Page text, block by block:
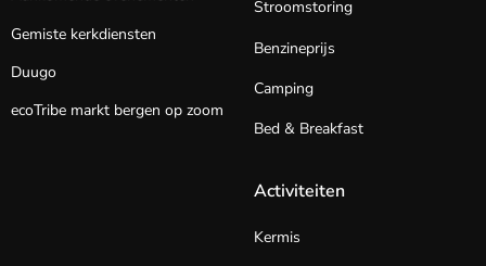
Gemiste kerkdiensten
Duugo
ecoTribe markt bergen op zoom
Stroomstoring
Benzineprijs
Camping
Bed & Breakfast
Activiteiten
Kermis